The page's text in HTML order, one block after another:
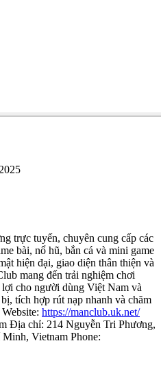
trực tuyến, chuyên cung cấp các
bài, nổ hũ, bắn cá và mini game
hiện đại, giao diện thân thiện và
mang đến trải nghiệm chơi
lợi cho người dùng Việt Nam và
tích hợp rút nạp nhanh và chăm
https://manclub.uk.net/
Địa chỉ: 214 Nguyễn Tri Phương,
Vietnam Phone: